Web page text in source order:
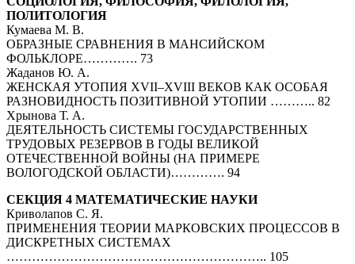
ПОЛИТОЛОГИЯ
Кумаева М. В.
ОБРАЗНЫЕ СРАВНЕНИЯ В МАНСИЙСКОМ
ФОЛЬКЛОРЕ…………. 73
Жаданов Ю. А.
ЖЕНСКАЯ УТОПИЯ XVII–XVIIІ ВЕКОВ КАК ОСОБАЯ
РАЗНОВИДНОСТЬ ПОЗИТИВНОЙ УТОПИИ ……….. 82
Хрынова Т. А.
ДЕЯТЕЛЬНОСТЬ СИСТЕМЫ ГОСУДАРСТВЕННЫХ
ТРУДОВЫХ РЕЗЕРВОВ В ГОДЫ ВЕЛИКОЙ
ОТЕЧЕСТВЕННОЙ ВОЙНЫ (НА ПРИМЕРЕ
ВОЛОГОДСКОЙ ОБЛАСТИ)…………. 94
СЕКЦИЯ 4 МАТЕМАТИЧЕСКИЕ НАУКИ
Криволапов С. Я.
ПРИМЕНЕНИЯ ТЕОРИИ МАРКОВСКИХ ПРОЦЕССОВ В
ДИСКРЕТНЫХ СИСТЕМАХ
…………………………………………………….. 105